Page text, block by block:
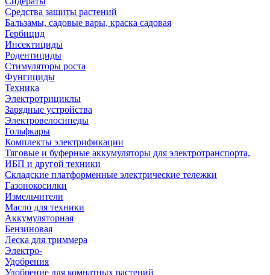
Средства защиты растений
Бальзамы, садовые вары, краска садовая
Гербицид
Инсектициды
Родентициды
Стимуляторы роста
Фунгициды
Техника
Электротрициклы
Зарядные устройства
Электровелосипеды
Гольфкары
Комплекты электрификации
Тяговые и буферные аккумуляторы для электротранспорта,
ИБП и другой техники
Складские платформенные электрические тележки
Газонокосилки
Измельчители
Масло для техники
Аккумуляторная
Бензиновая
Леска для триммера
Электро-
Удобрения
Удобрение для комнатных растений